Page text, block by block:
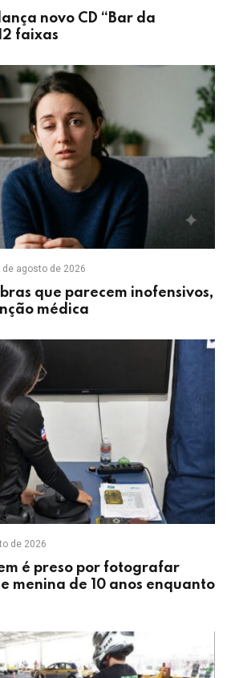
novo CD “Bar da
faixas
de agosto de 2026
que parecem inofensivos,
médica
de 2026
é preso por fotografar
menina de 10 anos enquanto